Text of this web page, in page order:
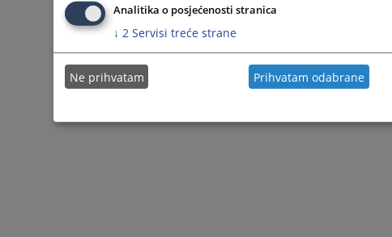
Analitika o posjećenosti stranica
↓ 2 Servisi treće strane
Ne prihvatam Prihvatam odabrane